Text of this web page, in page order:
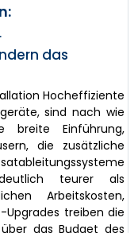
das
Hocheffiziente
sind nach wie
breite Einführung,
die zusätzliche
teurer als
Arbeitskosten,
treiben die
das Budget des